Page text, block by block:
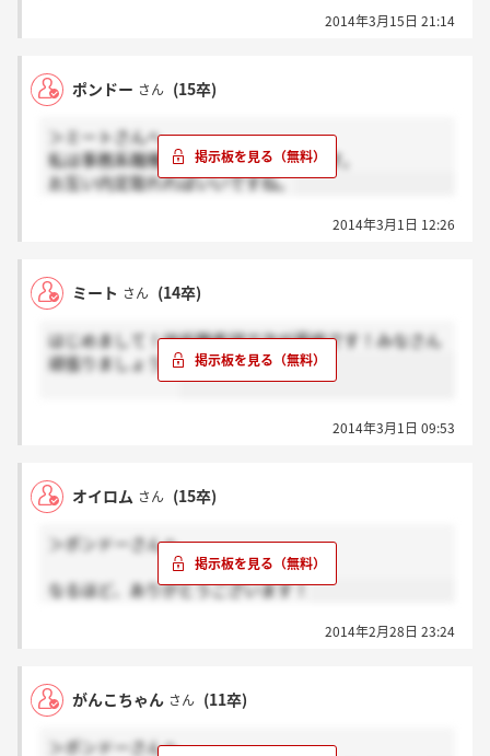
2014年3月15日 21:14
ポンドー さん (15卒)
＞ミートさんへ
私は事務系職種希望で次が最終面接です。
お互い内定取れればいいですね。
2014年3月1日 12:26
ミート さん (14卒)
はじめまして！技術職希望で次が最終です！みなさん
頑張りましょう！
2014年3月1日 09:53
オイロム さん (15卒)
＞ポンドーさんへ
なるほど、ありがとうございます！
2014年2月28日 23:24
がんこちゃん さん (11卒)
＞ポンドーさんへ